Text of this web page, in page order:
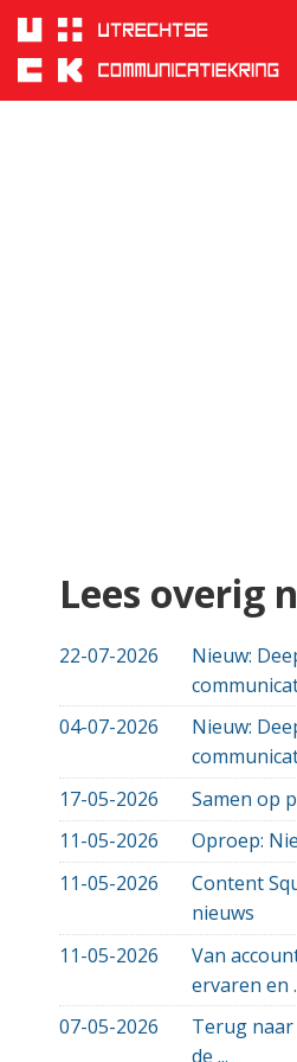
februari
2017
Sla
links
over
Spring
Lees overig
22-07-2026
Nieuw:
04-07-2026
Nieuw:
17-05-2026
Samen op
11-05-2026
Oproep:
11-05-2026
Content
nieuws
11-05-2026
Van
ervaren en
07-05-2026
Terug naar
de ...